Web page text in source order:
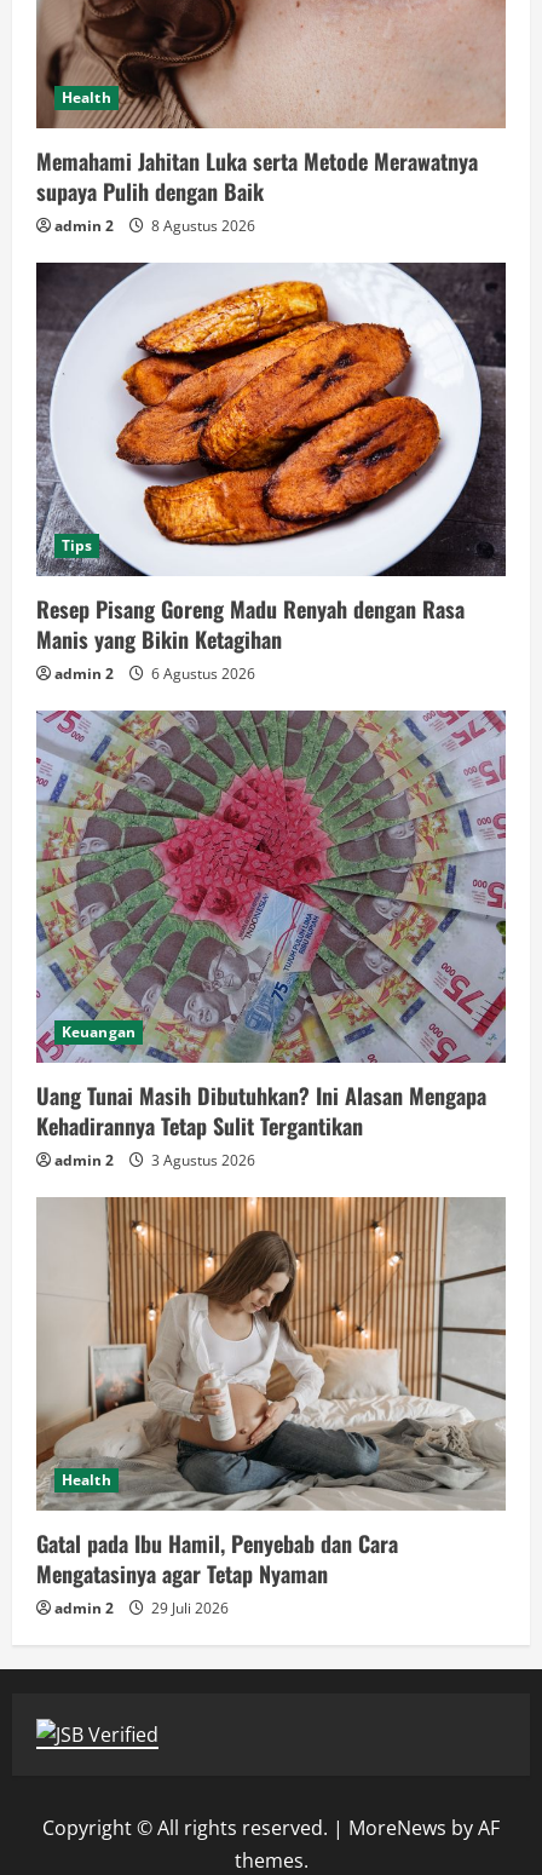
Health
Memahami Jahitan Luka serta Metode Merawatnya
supaya Pulih dengan Baik
admin 2 8 Agustus 2026
Tips
Resep Pisang Goreng Madu Renyah dengan Rasa
Manis yang Bikin Ketagihan
admin 2 6 Agustus 2026
Keuangan
Uang Tunai Masih Dibutuhkan? Ini Alasan Mengapa
Kehadirannya Tetap Sulit Tergantikan
admin 2 3 Agustus 2026
Health
Gatal pada Ibu Hamil, Penyebab dan Cara
Mengatasinya agar Tetap Nyaman
admin 2 29 Juli 2026
Copyright © All rights reserved. | MoreNews by AF
themes.